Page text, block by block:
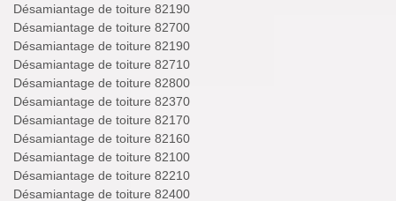
Désamiantage de toiture 82190
Désamiantage de toiture 82700
Désamiantage de toiture 82190
Désamiantage de toiture 82710
Désamiantage de toiture 82800
Désamiantage de toiture 82370
Désamiantage de toiture 82170
Désamiantage de toiture 82160
Désamiantage de toiture 82100
Désamiantage de toiture 82210
Désamiantage de toiture 82400